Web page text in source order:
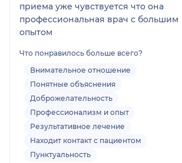
приема уже чувствуется что она
профессиональная врач с большим
опытом
Что понравилось больше всего?
Внимательное отношение
Понятные объяснения
Доброжелательность
Профессионализм и опыт
Результативное лечение
Находит контакт с пациентом
Пунктуальность